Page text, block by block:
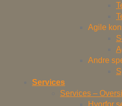
Agile
Andre
Services
Services –